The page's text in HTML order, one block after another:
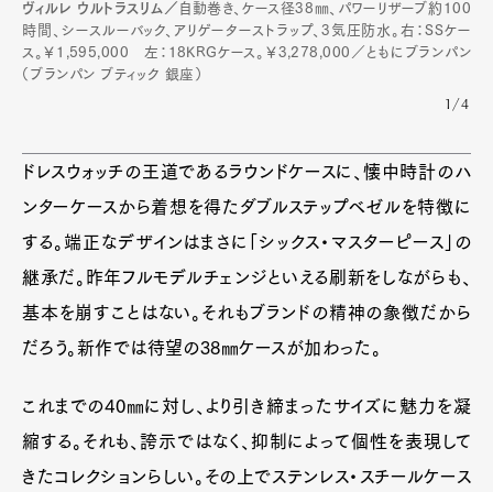
ヴィルレ ウルトラスリム／ 自動巻き、ケース径38㎜、パワーリザーブ約100
時間、シースルーバック、アリゲーターストラップ、3気圧防水。右：SSケー
ス。￥1,595,000 左：18KRGケース。￥3,278,000／ともにブランパン
（ブランパン ブティック 銀座）
1/4
ドレスウォッチの王道であるラウンドケースに、懐中時計のハ
ンターケースから着想を得たダブルステップベゼルを特徴に
する。端正なデザインはまさに「シックス・マスターピース」の
継承だ。昨年フルモデルチェンジといえる刷新をしながらも、
基本を崩すことはない。それもブランドの精神の象徴だから
だろう。新作では待望の38㎜ケースが加わった。
これまでの40㎜に対し、より引き締まったサイズに魅力を凝
縮する。それも、誇示ではなく、抑制によって個性を表現して
きたコレクションらしい。その上でステンレス・スチールケース